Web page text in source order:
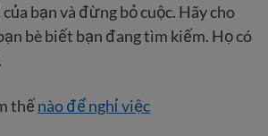
bạn và đừng bỏ cuộc. Hãy cho
bè biết bạn đang tìm kiếm. Họ có
thếnào để nghỉ việc